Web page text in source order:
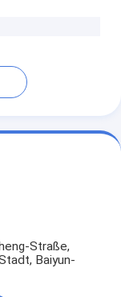
Straße,
Baiyun-